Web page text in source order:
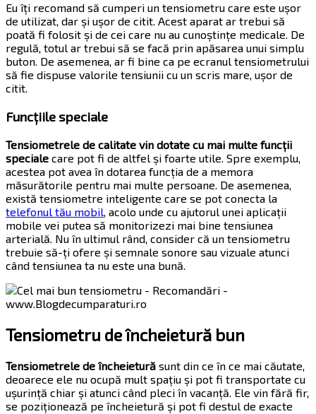
Eu îți recomand să cumperi un tensiometru care este ușor
de utilizat, dar și ușor de citit. Acest aparat ar trebui să
poată fi folosit și de cei care nu au cunoștințe medicale. De
regulă, totul ar trebui să se facă prin apăsarea unui simplu
buton. De asemenea, ar fi bine ca pe ecranul tensiometrului
să fie dispuse valorile tensiunii cu un scris mare, ușor de
citit.
Funcțiile speciale
Tensiometrele de calitate vin dotate cu mai multe funcții
speciale care pot fi de altfel și foarte utile. Spre exemplu,
acestea pot avea în dotarea funcția de a memora
măsurătorile pentru mai multe persoane. De asemenea,
există tensiometre inteligente care se pot conecta la
telefonul tău mobil, acolo unde cu ajutorul unei aplicații
mobile vei putea să monitorizezi mai bine tensiunea
arterială. Nu în ultimul rând, consider că un tensiometru
trebuie să-ți ofere și semnale sonore sau vizuale atunci
când tensiunea ta nu este una bună.
Tensiometru de încheietură bun
Tensiometrele de încheietură sunt din ce în ce mai căutate,
deoarece ele nu ocupă mult spațiu și pot fi transportate cu
ușurință chiar și atunci când pleci în vacanță. Ele vin fără fir,
se poziționează pe încheietură și pot fi destul de exacte